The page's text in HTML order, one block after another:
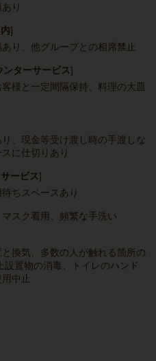
り
]
り
他グループとの相席禁止
ンターサービス]
様と一定間隔保持
料理の大皿
現金等受け渡し時の手渡しな
に仕切りあり
ービス]
ちスペースあり
マスク着用 頻繁な手洗い
換気
多数の人が触れる箇所の
設置物の消毒
トイレのハンド
中止